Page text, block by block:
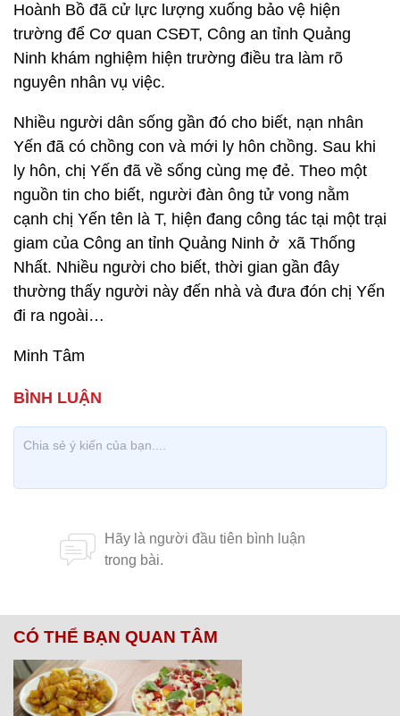
Hoành Bồ đã cử lực lượng xuống bảo vệ hiện
trường để Cơ quan CSĐT, Công an tỉnh Quảng
Ninh khám nghiệm hiện trường điều tra làm rõ
nguyên nhân vụ việc.
Nhiều người dân sống gần đó cho biết, nạn nhân
Yến đã có chồng con và mới ly hôn chồng. Sau khi
ly hôn, chị Yến đã về sống cùng mẹ đẻ. Theo một
nguồn tin cho biết, người đàn ông tử vong nằm
cạnh chị Yến tên là T, hiện đang công tác tại một trại
giam của Công an tỉnh Quảng Ninh ở xã Thống
Nhất. Nhiều người cho biết, thời gian gần đây
thường thấy người này đến nhà và đưa đón chị Yến
đi ra ngoài…
Minh Tâm
CÓ THỂ BẠN QUAN TÂM